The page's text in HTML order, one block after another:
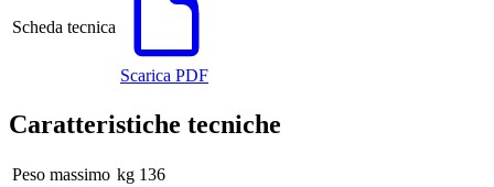
Scheda tecnica
Scarica PDF
Caratteristiche tecniche
Peso massimo kg 136